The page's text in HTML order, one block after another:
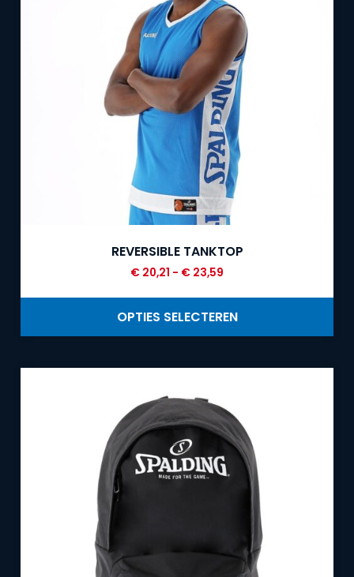
REVERSIBLE TANKTOP
€ 20,21 - € 23,59
OPTIES SELECTEREN